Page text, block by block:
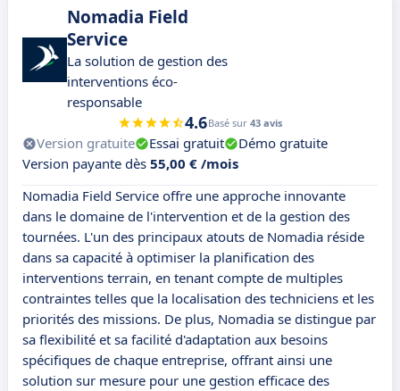
Nomadia Field
Service
La solution de gestion des
interventions éco-
responsable
4.6Basé sur 43 avis
Version gratuite Essai gratuit
Démo gratuite
Version payante dès 55,00 € /mois
Nomadia Field Service offre une approche innovante
dans le domaine de l'intervention et de la gestion des
tournées. L'un des principaux atouts de Nomadia réside
dans sa capacité à optimiser la planification des
interventions terrain, en tenant compte de multiples
contraintes telles que la localisation des techniciens et les
priorités des missions. De plus, Nomadia se distingue par
sa flexibilité et sa facilité d'adaptation aux besoins
spécifiques de chaque entreprise, offrant ainsi une
solution sur mesure pour une gestion efficace des